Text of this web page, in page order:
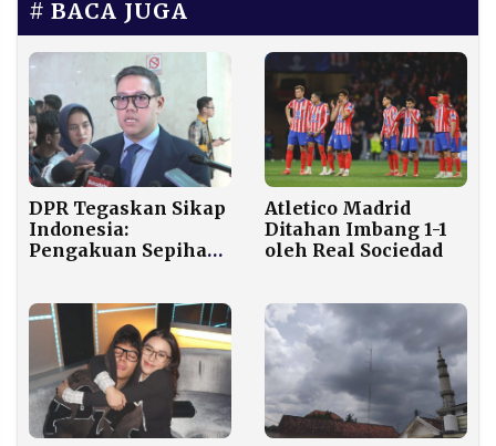
BACA JUGA
DPR Tegaskan Sikap
Indonesia:
Pengakuan Sepihak
Hukum
Internasional
Atletico Madrid
Ditahan Imbang 1-1
oleh Real Sociedad